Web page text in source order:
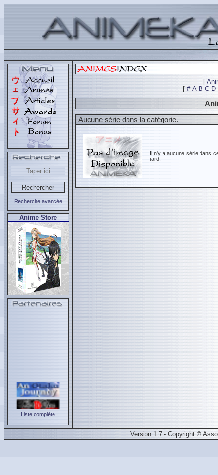
Recherche avancée
Anime Store
Liste complète
[
[ # A B C D
Aucune série dans la catégorie.
Il n'y a aucune série dans
tard.
Version 1.7 - Copyright ©